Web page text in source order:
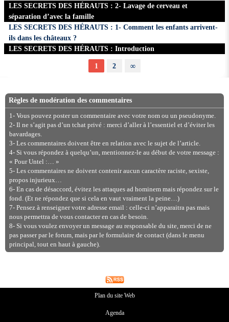
LES SECRETS DES HÉRAUTS : 2- Lavage de cerveau et
séparation d’avec la famille
LES SECRETS DES HÉRAUTS : 1- Comment les enfants arrivent-
ils dans les châteaux ?
LES SECRETS DES HÉRAUTS : Introduction
1 2 ∞
Règles de modération des commentaires
1- Vous pouvez poster un commentaire avec votre nom ou un pseudonyme.
2- Il ne s’agit pas d’un tchat privé : merci d’aller à l’essentiel et d’éviter les
bavardages.
3- Les commentaires doivent être en relation avec le sujet de l’article.
4- Si vous répondez à quelqu’un, mentionnez-le au début de votre message :
« Pour Untel :… »
5- Les commentaires ne doivent contenir aucun caractère raciste, sexiste,
propos injurieux…
6- En cas de désaccord, évitez les attaques ad hominem mais répondez sur le
fond. (Et ne répondez que si cela en vaut vraiment la peine…)
7- Pensez à renseigner votre adresse email : celle-ci n’apparaitra pas mais
nous permettra de vous contacter en cas de besoin.
8- Si vous voulez envoyer un message au responsable du site, merci de ne
pas passer par le forum, mais par le formulaire de contact (dans le menu
principal, tout en haut à gauche).
Plan du site Web
Agenda